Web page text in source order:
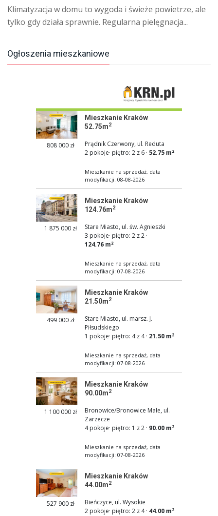
Klimatyzacja w domu to wygoda i świeże powietrze, ale
tylko gdy działa sprawnie. Regularna pielęgnacja...
Ogłoszenia mieszkaniowe
808 000 zł
Mieszkanie Kraków
52.75m2
Prądnik Czerwony, ul. Reduta
2 pokoje· piętro: 2 z 6 · 52.75 m2
Mieszkanie na sprzedaż, data
modyfikacji: 08-08-2026
1 875 000 zł
Mieszkanie Kraków
124.76m2
Stare Miasto, ul. św. Agnieszki
3 pokoje· piętro: 2 z 2 ·
124.76 m2
Mieszkanie na sprzedaż, data
modyfikacji: 07-08-2026
499 000 zł
Mieszkanie Kraków
21.50m2
Stare Miasto, ul. marsz. J.
Piłsudskiego
1 pokoje· piętro: 4 z 4· 21.50 m2
Mieszkanie na sprzedaż, data
modyfikacji: 07-08-2026
1 100 000 zł
Mieszkanie Kraków
90.00m2
Bronowice/Bronowice Małe, ul.
Zarzecze
4 pokoje· piętro: 1 z 2 · 90.00 m2
Mieszkanie na sprzedaż, data
modyfikacji: 07-08-2026
527 900 zł
Mieszkanie Kraków
44.00m2
Bieńczyce, ul. Wysokie
2 pokoje· piętro: 2 z 4· 44.00 m2